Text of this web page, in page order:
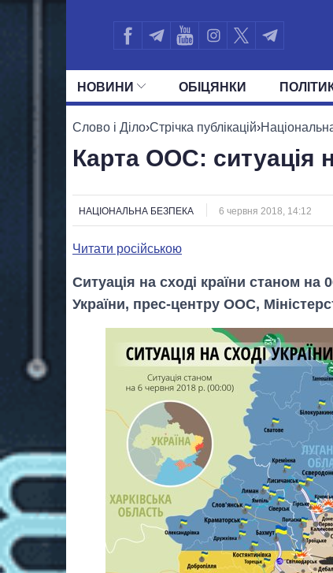
НОВИНИ ОБIЦЯНКИ
УСІ ПОЛІТИКИ ПРЕЗИДЕНТ
Слово і Діло›Стрічка публікацій›
Карта ООС: ситуація
НАЦІОНАЛЬНА БЕЗПЕКА 6 червня 2018, 14:12
Читати російською
Ситуація на сході країни станом
України, прес-центру ООС,